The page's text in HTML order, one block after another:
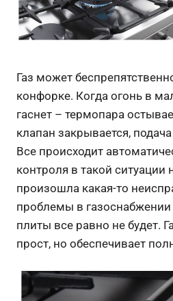
Газ может
конфорке. Когда огонь в
гаснет – термопара
клапан закрывается,
Все происходит
контроля в такой ситуации
произошла какая-то
проблемы в газоснабжении
плиты все равно не будет.
прост, но обеспечивает